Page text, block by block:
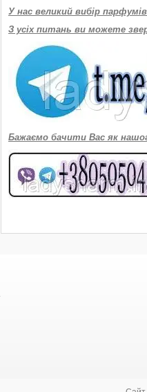
У нас великий вибір
З усіх питань ви можете
Бажаємо бачити Вас як